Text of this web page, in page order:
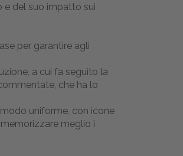
e del suo impatto sui
per garantire agli
a cui fa seguito la
che ha lo
uniforme, con icone
meglio i